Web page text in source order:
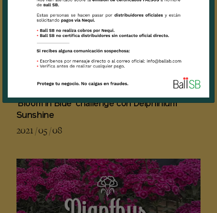
'Bloom in Blue' challenge con Delphinium
Sunshine
2021 / 05 / 08